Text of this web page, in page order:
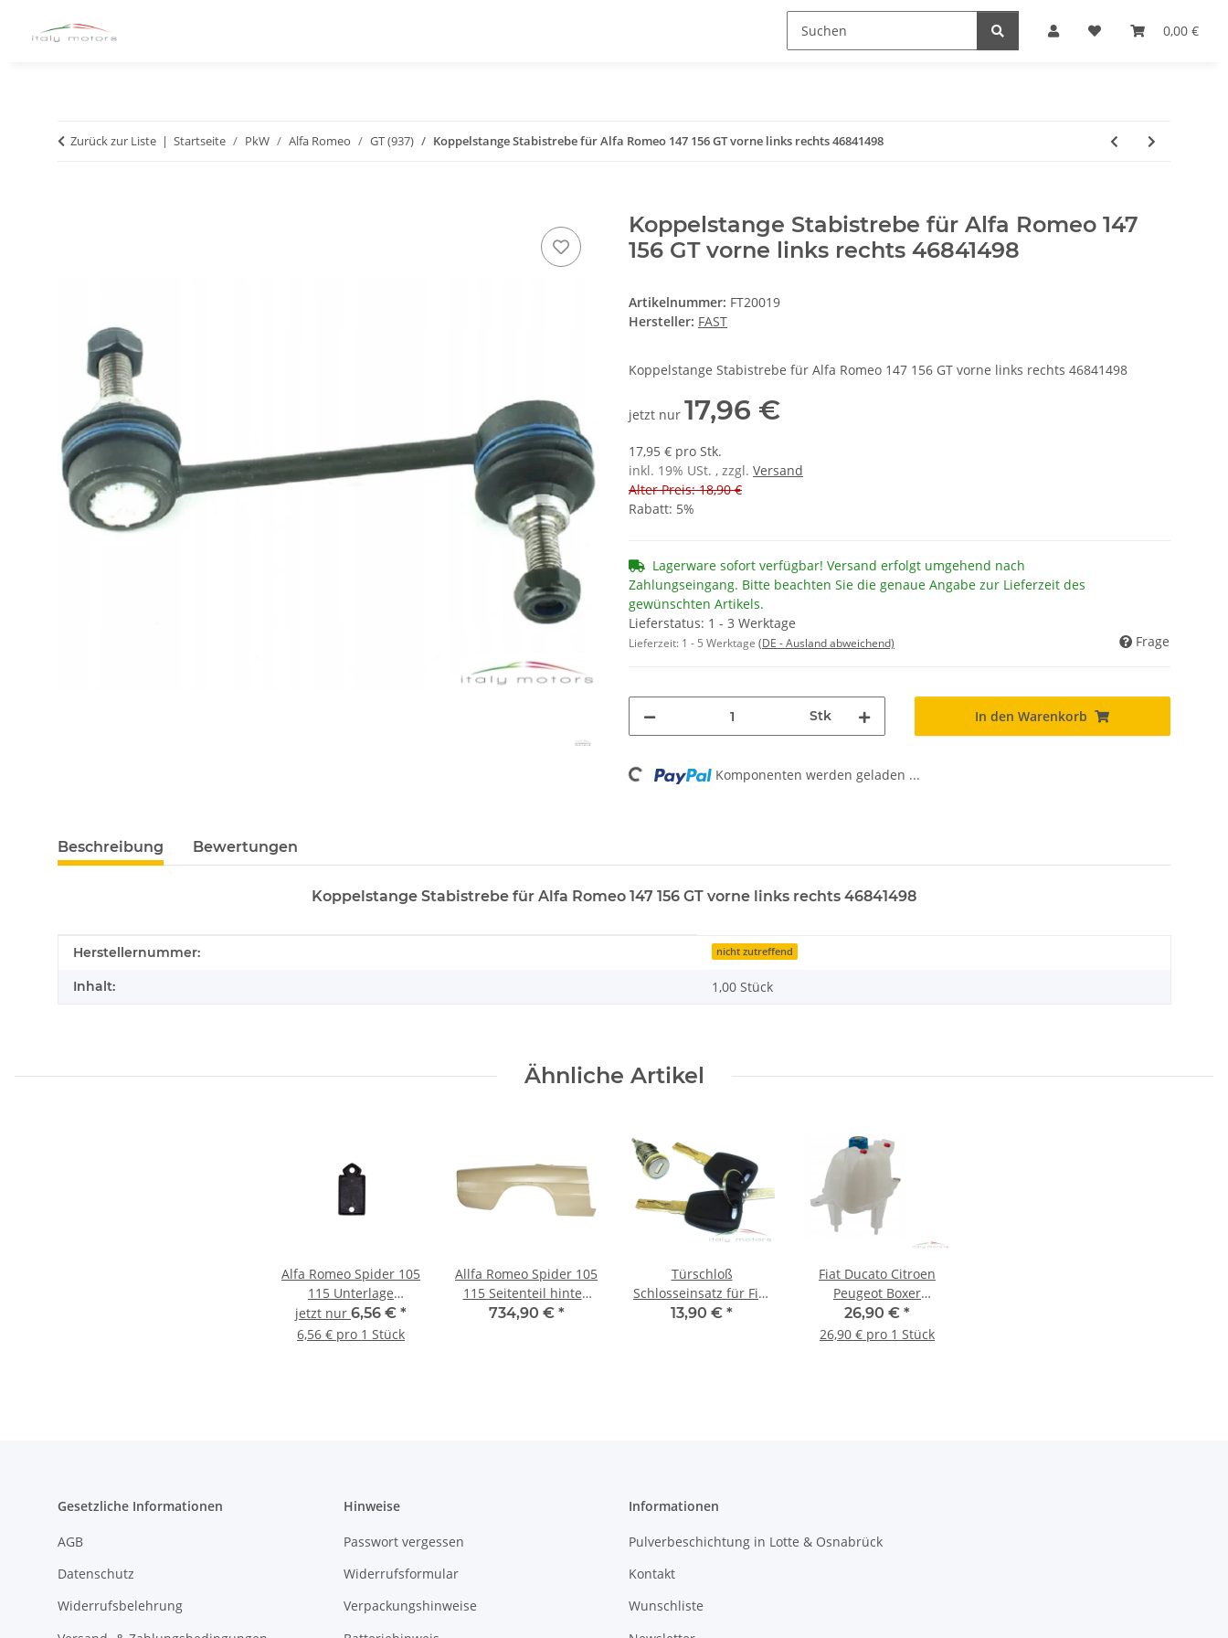
0,00 €
Zurück zur Liste Startseite PkW Alfa Romeo GT (937) Koppelstange Stabistrebe für Alfa Romeo 147 156 GT vorne links rechts 46841498
Koppelstange Stabistrebe für Alfa Romeo 147
156 GT vorne links rechts 46841498
Artikelnummer: FT20019
Hersteller: FAST
Koppelstange Stabistrebe für Alfa Romeo 147 156 GT vorne links rechts 46841498
jetzt nur 17,96 €
17,95 € pro Stk.
inkl. 19% USt. , zzgl. Versand
Alter Preis: 18,90 €
Rabatt: 5%
Lagerware sofort verfügbar! Versand erfolgt umgehend nach
Zahlungseingang. Bitte beachten Sie die genaue Angabe zur Lieferzeit des
gewünschten Artikels.
Lieferstatus: 1 - 3 Werktage
Lieferzeit: 1 - 5 Werktage (DE - Ausland abweichend) Frage
Stk In den Warenkorb
Loading... Komponenten werden geladen ...
Beschreibung Bewertungen
Koppelstange Stabistrebe für Alfa Romeo 147 156 GT vorne links rechts 46841498
Produkteigenschaft
Wert
Herstellernummer: nicht zutreffend
Inhalt: 1,00 Stück
Ähnliche Artikel
Alfa Romeo Spider 105
115 Unterlage
Pininfarina Emblem
seitlich Bj. 1972-85
jetzt nur 6,56 € *
6,56 € pro 1 Stück
Allfa Romeo Spider 105
115 Seitenteil hinten
redchts Bj. 1970-82
734,90 € *
Türschloß
Schlosseinsatz für Fiat
Ducato Jumper Boxer
13,90 € *
Fiat Ducato Citroen
Peugeot Boxer
Ausgleichsbehälter
Ohne Sensor
26,90 € *
26,90 € pro 1 Stück
Gesetzliche Informationen
AGB
Datenschutz
Widerrufsbelehrung
Hinweise
Passwort vergessen
Widerrufsformular
Verpackungshinweise
Informationen
Pulverbeschichtung in Lotte & Osnabrück
Kontakt
Wunschliste